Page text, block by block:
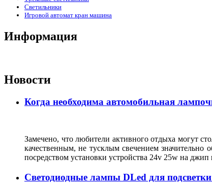
Светильники
Игровой автомат кран машина
Информация
Новости
Когда необходима автомобильная
Замечено, что любители активного отдыха могут
качественным, не тусклым свечением значительно
посредством установки устройства 24v 25w на
Светодиодные лампы DLed для